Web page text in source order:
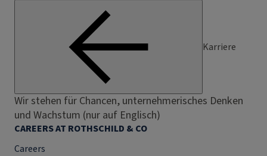
Karriere
Wir stehen für Chancen, unternehmerisches Denken
und Wachstum (nur auf Englisch)
CAREERS AT ROTHSCHILD & CO
Careers